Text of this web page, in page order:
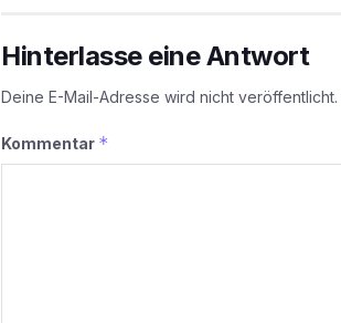
Hinterlasse eine Antwort
Deine E-Mail-Adresse wird nicht veröffentlicht.
Kommentar *